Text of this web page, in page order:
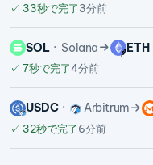
✓ 33秒で完了3分前
SOL Solana ETH
✓ 7秒で完了4分前
USDC Arbitrum
✓ 32秒で完了6分前